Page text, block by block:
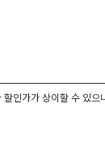
할인가가 상이할 수 있